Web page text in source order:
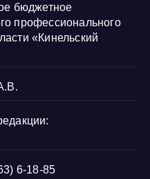
бюджетное
профессионального
«Кинельский
6-18-85